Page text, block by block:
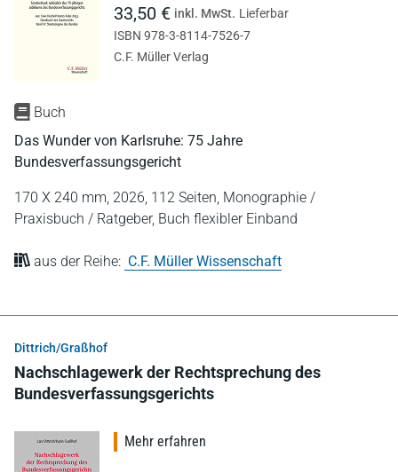
Buch
Das Wunder von Karlsruhe: 75 Jahre
Bundesverfassungsgericht
170 X 240 mm, 2026, 112 Seiten, Monographie /
Praxisbuch / Ratgeber, Buch flexibler Einband
aus der Reihe: C.F. Müller Wissenschaft
33,50 € inkl. MwSt. Lieferbar
ISBN 978-3-8114-7526-7
C.F. Müller Verlag
Dittrich/Graßhof
Nachschlagewerk der Rechtsprechung des
Bundesverfassungsgerichts
Mehr erfahren